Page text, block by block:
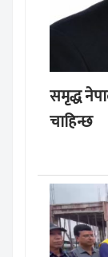
समृद्ध
चाहिन्छ